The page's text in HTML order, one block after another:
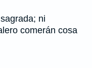
ni
comerán cosa